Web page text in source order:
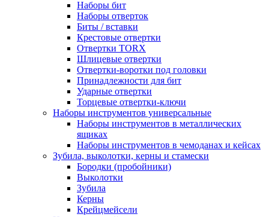
Наборы бит
Наборы отверток
Биты / вставки
Крестовые отвертки
Отвертки TORX
Шлицевые отвертки
Отвертки-воротки под головки
Принадлежности для бит
Ударные отвертки
Торцевые отвертки-ключи
Наборы инструментов универсальные
Наборы инструментов в металлических
ящиках
Наборы инструментов в чемоданах и кейсах
Зубила, выколотки, керны и стамески
Бородки (пробойники)
Выколотки
Зубила
Керны
Крейцмейсели